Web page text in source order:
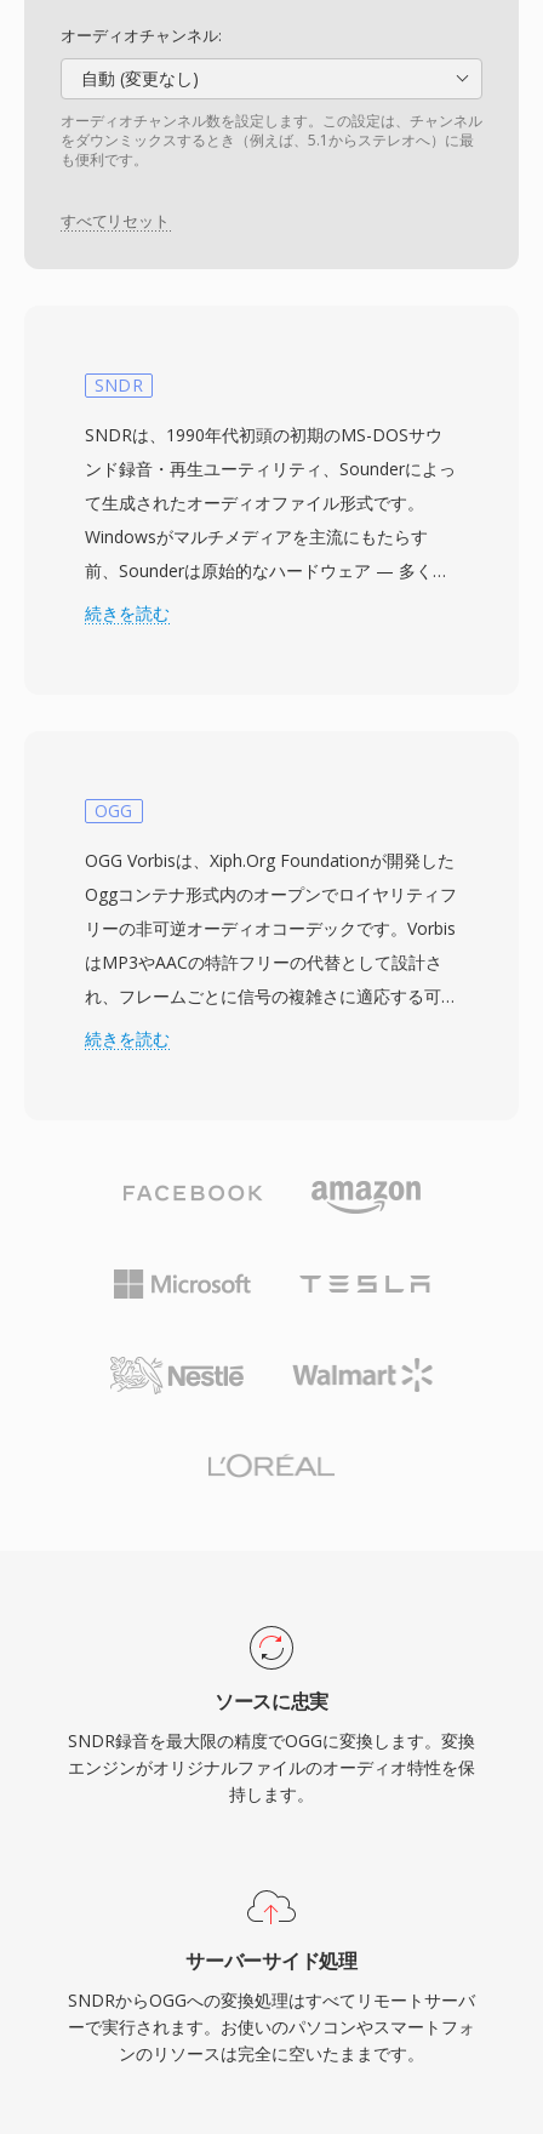
オーディオチャンネル:
自動 (変更なし)
オーディオチャンネル数を設定します。この設定は、チャンネル
をダウンミックスするとき（例えば、5.1からステレオへ）に最
も便利です。
すべてリセット
SNDR
SNDRは、1990年代初頭の初期のMS-DOSサウ
ンド録音・再生ユーティリティ、Sounderによっ
て生成されたオーディオファイル形式です。
Windowsがマルチメディアを主流にもたらす
前、Sounderは原始的なハードウェア — 多くの
場合PCスピーカー自体や初期の8ビットサウンド
に依存していました。サンプルレートは通常低く
MBのハードドライブが大容量と見なされていた
時代のストレージコストを反映しています。実用
的な利点の一つは絶対的なミニマリズムでした
— オーバーヘッドバイトがゼロで、ファイルの
すべてのビットがオーディオデータであり、スト
レージがキロバイト単位で測定される時代には重
かわらず、SNDRは一般的なPCにデジタルオー
ディオをもたらした形式の一つとしてコンピュー
ファイルはレトロコンピューティングアーカイブ
ラメータが与えられればSNDRファイルを解釈で
き、初期のデジタルオーディオ録音の保存を可能
続きを読む
OGG
OGG Vorbisは、Xiph.Org Foundationが開発した
Oggコンテナ形式内のオープンでロイヤリティフ
リーの非可逆オーディオコーデックです。Vorbis
はMP3やAACの特許フリーの代替として設計さ
れ、フレームごとに信号の複雑さに適応する可変
ビットレートエンコーディングと改良型離散コサ
ています。形式は8 kHzから192 kHzのサンプル
ノ音声からサラウンドミックスまで網羅します。
際立った利点はライセンス料の完全な不在です
ーム、ハードウェアメーカーはロイヤリティの懸
グコーデックとして使用していました。この形式
Firefox、Chrome、Androidはすべてネイティブ
Vorbisデコーディングを提供しています。
続きを読む
ソースに忠実
SNDR録音を最大限の精度でOGGに変換します。変換
エンジンがオリジナルファイルのオーディオ特性を保
持します。
サーバーサイド処理
SNDRからOGGへの変換処理はすべてリモートサーバ
ーで実行されます。お使いのパソコンやスマートフォ
ンのリソースは完全に空いたままです。